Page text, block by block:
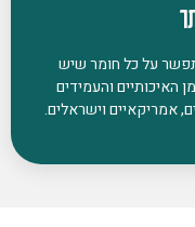
על כל חומר שיש
האיכותיים והעמידים
אמריקאיים וישראלים.